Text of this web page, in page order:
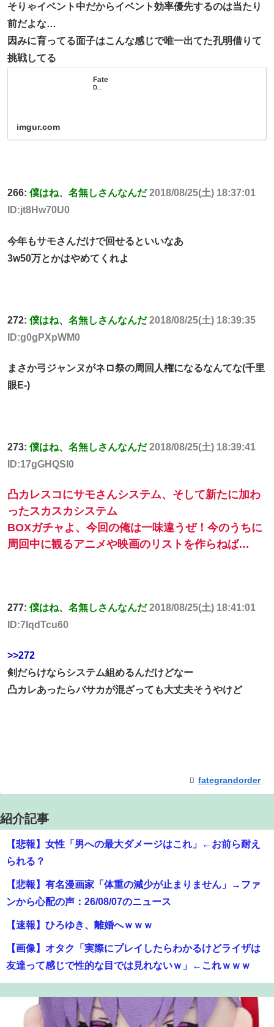
そりゃイベント中だからイベント効率優先するのは当たり
前だよな…
因みに育ってる面子はこんな感じで唯一出てた孔明借りて
挑戦してる
Fate
D...
imgur.com
266: 僕はね、名無しさんなんだ 2018/08/25(土) 18:37:01
ID:jt8Hw70U0
今年もサモさんだけで回せるといいなあ
3w50万とかはやめてくれよ
272: 僕はね、名無しさんなんだ 2018/08/25(土) 18:39:35
ID:g0gPXpWM0
まさか弓ジャンヌがネロ祭の周回人権になるなんてな(千里
眼E-)
273: 僕はね、名無しさんなんだ 2018/08/25(土) 18:39:41
ID:17gGHQSI0
凸カレスコにサモさんシステム、そして新たに加わ
ったスカスカシステム
BOXガチャよ、今回の俺は一味違うぜ！今のうちに
周回中に観るアニメや映画のリストを作らねば…
277: 僕はね、名無しさんなんだ 2018/08/25(土) 18:41:01
ID:7IqdTcu60
>>272
剣だらけならシステム組めるんだけどなー
凸カレあったらバサカが混ざっても大丈夫そうやけど
fategrandorder
紹介記事
【悲報】女性「男への最大ダメージはこれ」←お前ら耐え
られる？
【悲報】有名漫画家「体重の減少が止まりません」→ファ
ンから心配の声：26/08/07のニュース
【速報】ひろゆき、離婚へｗｗｗ
【画像】オタク「実際にプレイしたらわかるけどライザは
友達って感じで性的な目では見れないｗ」←これｗｗｗ
ｗ：26/08/06のニュース
【速報】ひろゆき、離婚wwwwww